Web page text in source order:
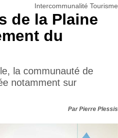
Intercommunalité Tourisme
de la Plaine
du
la communauté de
notamment sur
Par Pierre Plessis